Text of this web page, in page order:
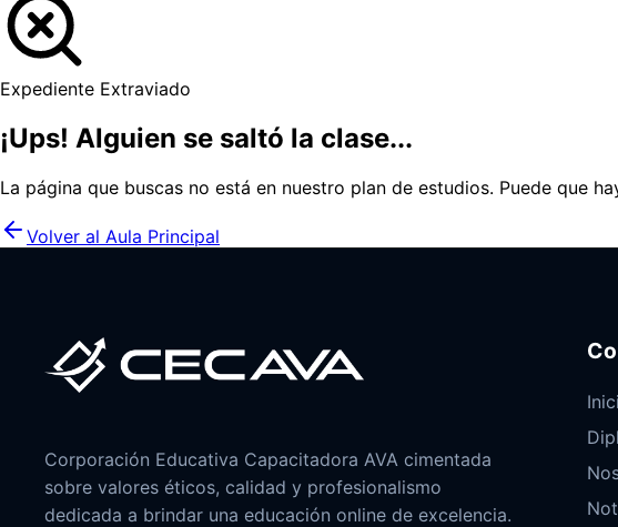
Expediente Extraviado
¡Ups! Alguien se saltó la clase...
La página que buscas no está en nuestro plan de estudios. Puede que
Volver al Aula Principal
Corporación Educativa Capacitadora AVA cimentada
sobre valores éticos, calidad y profesionalismo
dedicada a brindar una educación online de excelencia.